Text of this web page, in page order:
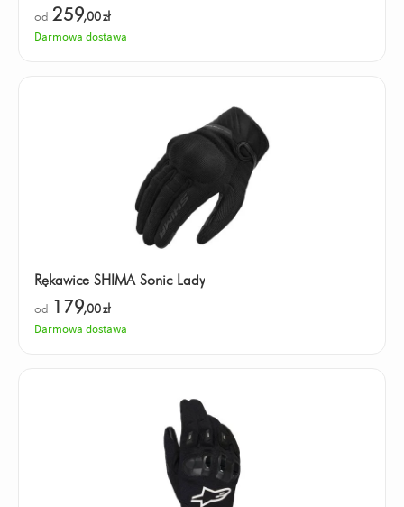
od 259,00zł
Darmowa dostawa
Rękawice SHIMA Sonic Lady
od 179,00zł
Darmowa dostawa